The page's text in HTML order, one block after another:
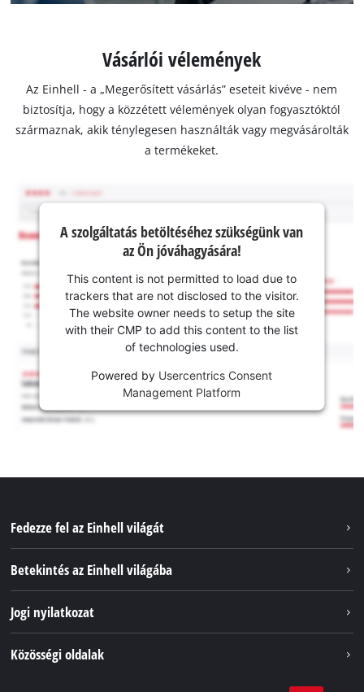
Vásárlói vélemények
Az Einhell - a „Megerősített vásárlás” eseteit kivéve - nem
biztosítja, hogy a közzétett vélemények olyan fogyasztóktól
származnak, akik ténylegesen használták vagy megvásárolták
a termékeket.
A szolgáltatás betöltéséhez szükségünk van
az Ön jóváhagyására!
This content is not permitted to load due to
trackers that are not disclosed to the visitor.
The website owner needs to setup the site
with their CMP to add this content to the list
of technologies used.
Powered by Usercentrics Consent
Management Platform
Fedezze fel az Einhell világát
Betekintés az Einhell világába
Az Einhell világszerte
Jogi nyilatkozat
Közösségi oldalak